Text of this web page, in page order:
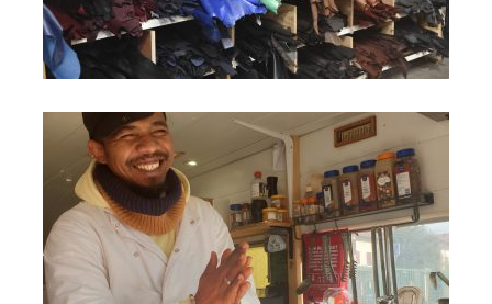
L'ARCHIPEL DES MÉTIERS
Accompagnement vers l’emploi de jeunes
en grande difficulté par la création
d’activités commerciales, Villeurbanne (69)